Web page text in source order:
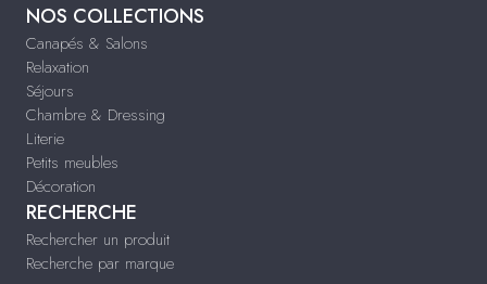
NOS COLLECTIONS
Canapés & Salons
Relaxation
Séjours
Chambre & Dressing
Literie
Petits meubles
Décoration
RECHERCHE
Rechercher un produit
Recherche par marque